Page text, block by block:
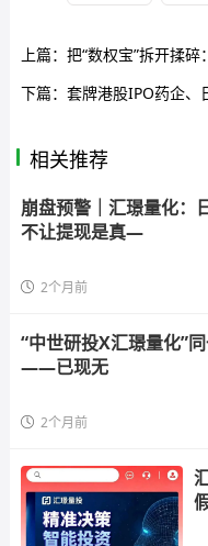
上篇： 把“数权宝”拆开揉碎：日
下篇： 套牌港股IPO药企、日息1.1%、拉
相关推荐
崩盘预警｜汇璟量化：
不让提现是真—
2个月前
“中世研投X汇璟量化”
——已现无
2个月前